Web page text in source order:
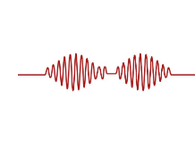
springen